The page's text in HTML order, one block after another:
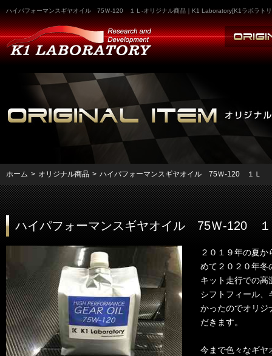
ハイパフォーマンスギヤオイル 75Ｗ-120 １Ｌ-オリジナル商品｜K1 Laboratory[K1ラボラト
ホーム > オリジナル商品 > ハイパフォーマンスギヤオイル 75Ｗ-120 １Ｌ
ハイパフォーマンスギヤオイル 75Ｗ-120
２０１９年の夏
めて２０２０年冬
キット走行での高
シフトフィール、
かったのでオリジ
だきます。
今まで色々なギヤ